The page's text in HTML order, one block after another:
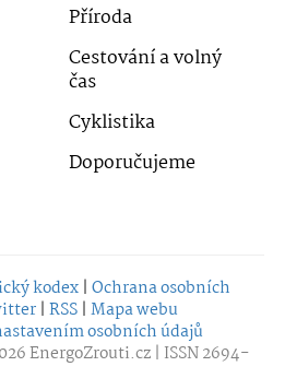
Příroda
Cestování a volný
čas
Cyklistika
Doporučujeme
kodex | Ochrana osobních
| RSS | Mapa webu
osobních údajů
EnergoZrouti.cz | ISSN 2694-